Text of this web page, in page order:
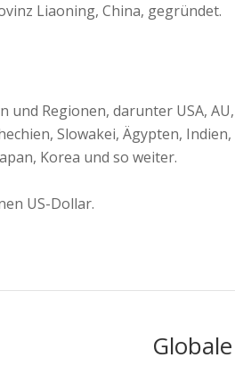
Liaoning, China, gegründet.
und Regionen, darunter USA,
Slowakei, Ägypten,
Korea und so weiter.
US-Dollar.